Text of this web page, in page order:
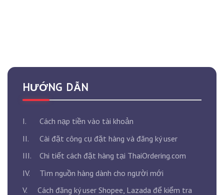
HƯỚNG DẪN
I.
Cách nạp tiền vào tài khoản
II.
Cài đặt công cụ đặt hàng và đăng ký user
III.
Chi tiết cách đặt hàng tại ThaiOrdering.com
IV.
Tìm nguồn hàng dành cho người mới
V.
Cách đăng ký user Shopee, Lazada để kiểm tra